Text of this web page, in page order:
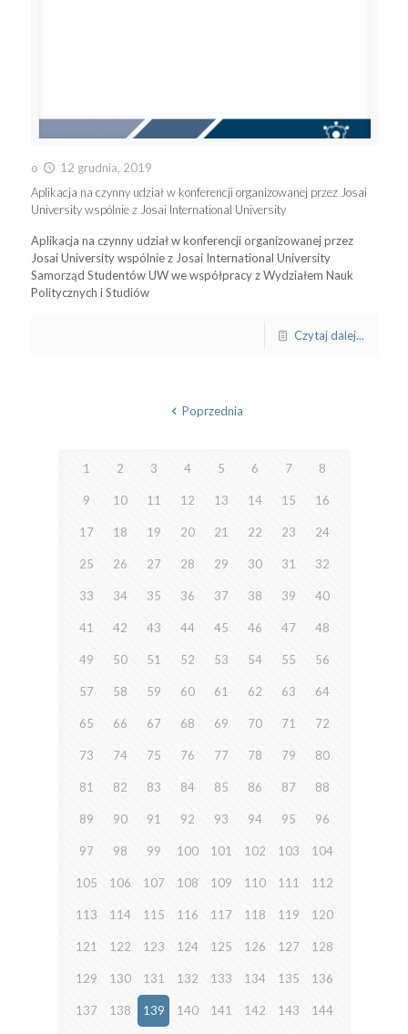
o
12 grudnia, 2019
Aplikacja na czynny udział w konferencji organizowanej przez Josai
University wspólnie z Josai International University
Aplikacja na czynny udział w konferencji organizowanej przez
Josai University wspólnie z Josai International University
Samorząd Studentów UW we współpracy z Wydziałem Nauk
Politycznych i Studiów
Czytaj dalej...
Poprzednia
1 2 3 4 5 6 7 8
9 10 11 12 13 14 15 16
17 18 19 20 21 22 23 24
25 26 27 28 29 30 31 32
33 34 35 36 37 38 39 40
41 42 43 44 45 46 47 48
49 50 51 52 53 54 55 56
57 58 59 60 61 62 63 64
65 66 67 68 69 70 71 72
73 74 75 76 77 78 79 80
81 82 83 84 85 86 87 88
89 90 91 92 93 94 95 96
97 98 99 100 101 102 103 104
105 106 107 108 109 110 111 112
113 114 115 116 117 118 119 120
121 122 123 124 125 126 127 128
129 130 131 132 133 134 135 136
137 138 139 140 141 142 143 144